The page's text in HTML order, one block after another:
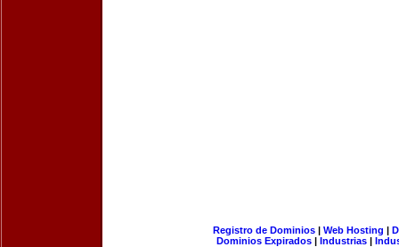
Registro de Dominios| Web Hosting |
Dominios Expirados | Industrias |